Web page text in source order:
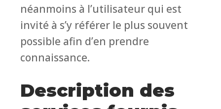
néanmoins à l’utilisateur qui est
invité à s’y référer le plus souvent
possible afin d’en prendre
connaissance.
Description des